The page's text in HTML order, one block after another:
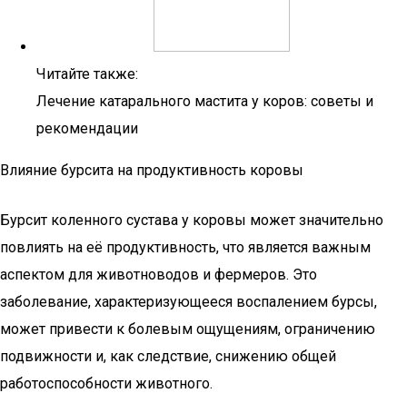
Читайте также:
Лечение катарального мастита у коров: советы и
рекомендации
Влияние бурсита на продуктивность коровы
Бурсит коленного сустава у коровы может значительно
повлиять на её продуктивность, что является важным
аспектом для животноводов и фермеров. Это
заболевание, характеризующееся воспалением бурсы,
может привести к болевым ощущениям, ограничению
подвижности и, как следствие, снижению общей
работоспособности животного.